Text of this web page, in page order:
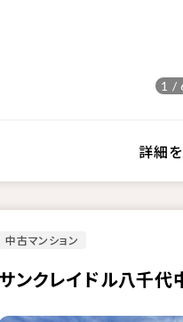
1 /
詳細
中古マンション
サンクレイドル八千代